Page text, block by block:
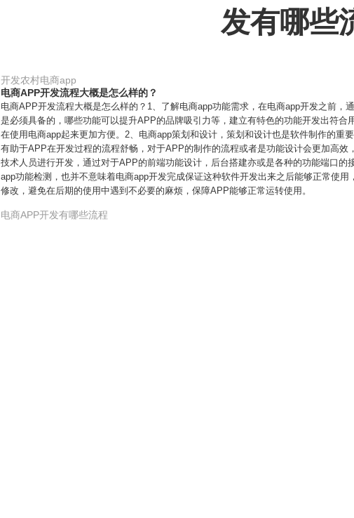
发有哪些
开发农村电商app
电商APP开发流程大概是怎么样的？
电商APP开发流程大概是怎么样的？1、了解电商app功能需求，在电商app开发之前
是必须具备的，哪些功能可以提升APP的品牌吸引力等，建立有特色的功能开发出符
在使用电商app起来更加方便。2、电商app策划和设计，策划和设计也是软件制作的重
有助于APP在开发过程的流程舒畅，对于APP的制作的流程或者是功能设计会更加高
技术人员进行开发，通过对于APP的前端功能设计，后台搭建亦或是各种的功能端口
app功能检测，也并不意味着电商app开发完成保证这种软件开发出来之后能够正常使
修改，避免在后期的使用中遇到不必要的麻烦，保障APP能够正常运转使用。
电商APP开发有哪些流程